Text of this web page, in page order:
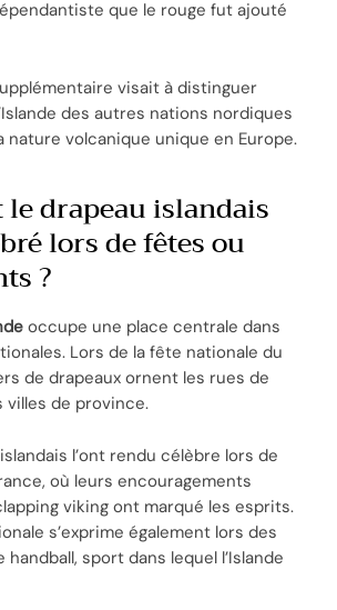
que le rouge fut ajouté
visait à distinguer
des autres nations nordiques
nature volcanique unique en Europe.
drapeau islandais
lors de fêtes ou
?
occupe une place centrale dans
Lors de la fête nationale du
de drapeaux ornent les rues de
villes de province.
l’ont rendu célèbre lors de
où leurs encouragements
viking ont marqué les esprits.
s’exprime également lors des
sport dans lequel l’Islande